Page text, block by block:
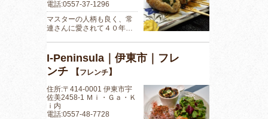
電話:0557-37-1296
マスターの人柄も良く、常
連さんに愛されて４０年…
I-Peninsula｜伊東市｜フレ
ンチ
【フレンチ】
住所:〒414-0001 伊東市宇
佐美2458-1 Ｍｉ・Ｇａ・Ｋ
ｉ内
電話:0557-48-7728